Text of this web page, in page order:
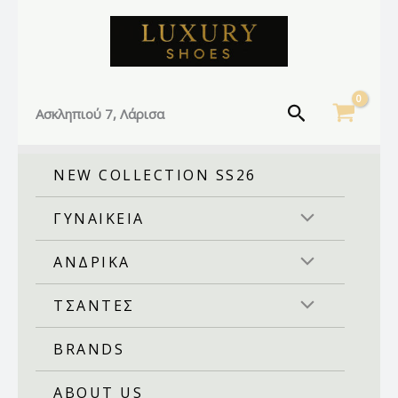
Ασκληπιού 7, Λάρισα Αναζήτηση
NEW COLLECTION SS26
ΓΥΝΑΙΚΕΙΑ
ΑΝΔΡΙΚΑ
ΤΣΑΝΤΕΣ
BRANDS
ABOUT US